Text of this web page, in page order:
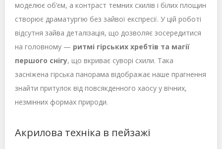
моделює об’єм, а контраст темних схилів і білих площин
створює драматургію без зайвої експресії. У цій роботі
відсутня зайва деталізація, що дозволяє зосередитися
на головному — ритмі гірських хребтів та магії
першого снігу, що вкриває суворі схили. Така
засніжена гірська панорама відображає наше прагнення
знайти притулок від повсякденного хаосу у вічних,
незмінних формах природи.
Акрилова техніка в пейзажі